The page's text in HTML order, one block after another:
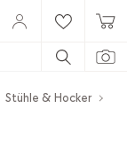
Stühle & Hocker